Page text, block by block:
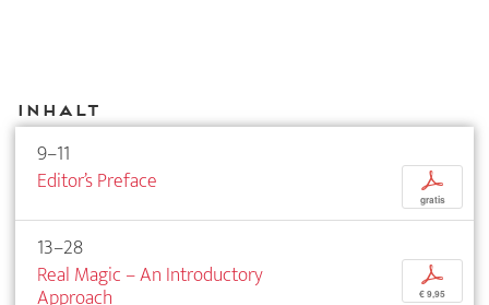
Inhalt
9–11
Editor’s Preface
p
gratis
13–28
Real Magic – An Introductory
p
€ 9,95